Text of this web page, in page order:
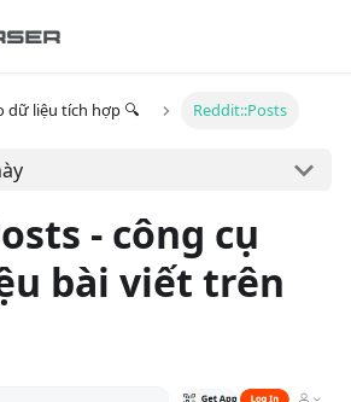
dữ liệu tích hợp 🔍 Reddit::Posts
- công cụ
bài viết trên